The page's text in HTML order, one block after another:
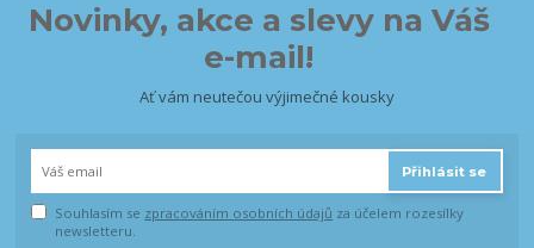
Novinky, akce a slevy na Váš
e-mail!
Ať vám neutečou výjimečné kousky
Přihlásit se
Souhlasím se zpracováním osobních údajů za účelem rozesílky
newsletteru.